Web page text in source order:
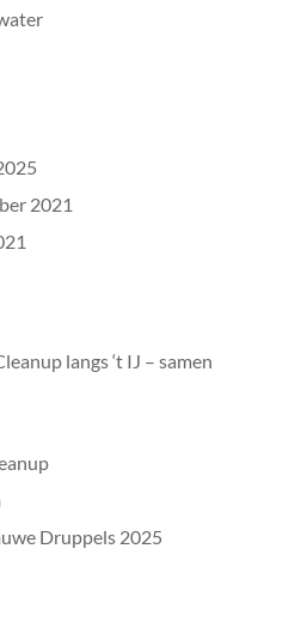
2021
langs ‘t IJ – samen
Druppels 2025